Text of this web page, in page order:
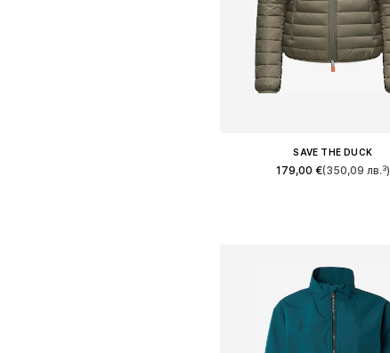
SAVE THE DUCK
179,00 €(350,09 лв.³)